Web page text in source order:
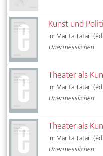
Kunst und
In: Marita Tatari
Unermesslichen
Theater als
In: Marita Tatari
Unermesslichen
Theater als
In: Marita Tatari
Unermesslichen